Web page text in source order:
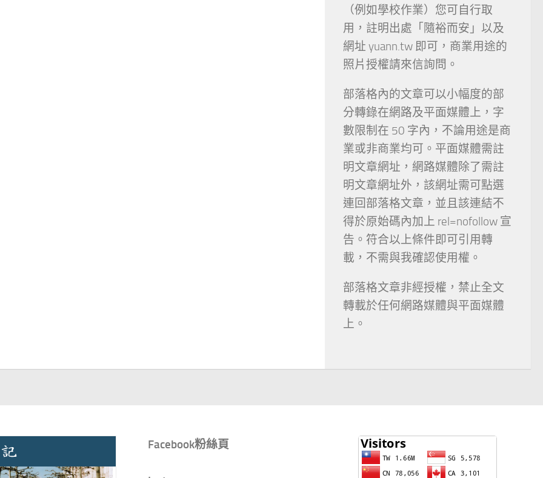
（例如學校作業）您可自行取
用，註明出處「隨裕而安」以及
網址 yuann.tw 即可，商業用途的
照片授權請來信詢問。
部落格內的文章可以小幅度的部
分轉錄在網路及平面媒體上，字
數限制在 50 字內，不論用途是商
業或非商業均可。平面媒體需註
明文章網址，網路媒體除了需註
明文章網址外，該網址需可點選
連回部落格文章，並且該連結不
得於原始碼內加上 rel=nofollow 宣
告。符合以上條件即可引用轉
載，不需與我確認使用權。
部落格文章非經授權，禁止全文
轉載於任何網路媒體與平面媒體
上。
Facebook粉絲頁